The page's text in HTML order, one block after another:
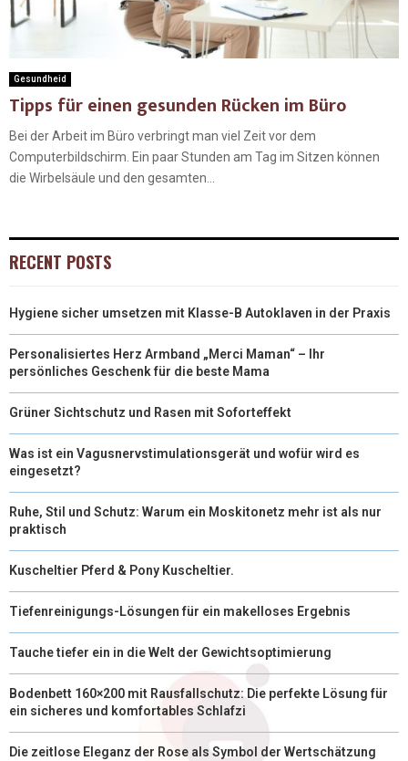
Gesundheid
Tipps für einen gesunden Rücken im Büro
Bei der Arbeit im Büro verbringt man viel Zeit vor dem
Computerbildschirm. Ein paar Stunden am Tag im Sitzen können
die Wirbelsäule und den gesamten...
RECENT POSTS
Hygiene sicher umsetzen mit Klasse-B Autoklaven in der Praxis
Personalisiertes Herz Armband „Merci Maman“ – Ihr
persönliches Geschenk für die beste Mama
Grüner Sichtschutz und Rasen mit Soforteffekt
Was ist ein Vagusnervstimulationsgerät und wofür wird es
eingesetzt?
Ruhe, Stil und Schutz: Warum ein Moskitonetz mehr ist als nur
praktisch
Kuscheltier Pferd & Pony Kuscheltier.
Tiefenreinigungs-Lösungen für ein makelloses Ergebnis
Tauche tiefer ein in die Welt der Gewichtsoptimierung
Bodenbett 160×200 mit Rausfallschutz: Die perfekte Lösung für
ein sicheres und komfortables Schlafzi
Die zeitlose Eleganz der Rose als Symbol der Wertschätzung